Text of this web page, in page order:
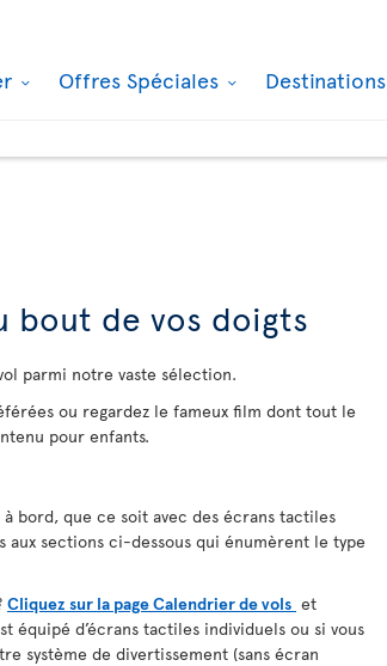
Offres Spéciales Destinations
bout de vos doigts
parmi notre vaste sélection.
ou regardez le fameux film dont tout le
pour enfants.
bord, que ce soit avec des écrans tactiles
aux sections ci-dessous qui énumèrent le type
Cliquez sur la page Calendrier de vols et
équipé d’écrans tactiles individuels ou si vous
système de divertissement (sans écran